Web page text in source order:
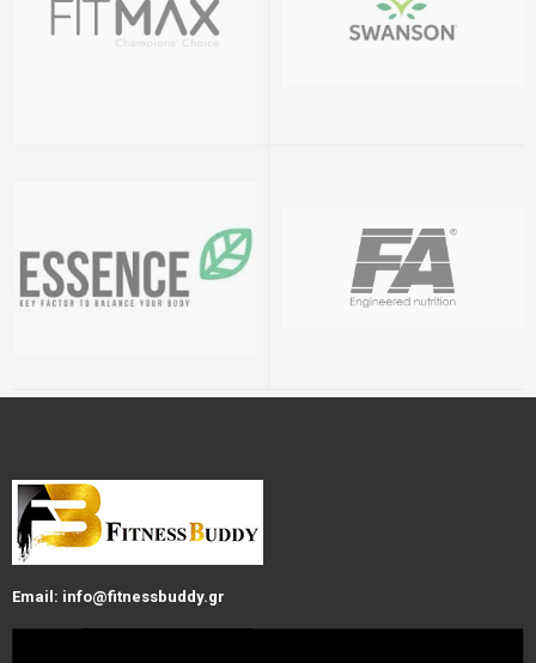
Email: info@fitnessbuddy.gr